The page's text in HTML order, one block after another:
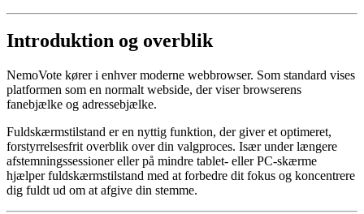
Introduktion og overblik
NemoVote kører i enhver moderne webbrowser. Som standard vises
platformen som en normalt webside, der viser browserens
fanebjælke og adressebjælke.
Fuldskærmstilstand er en nyttig funktion, der giver et optimeret,
forstyrrelsesfrit overblik over din valgproces. Især under længere
afstemningssessioner eller på mindre tablet- eller PC-skærme
hjælper fuldskærmstilstand med at forbedre dit fokus og koncentrere
dig fuldt ud om at afgive din stemme.